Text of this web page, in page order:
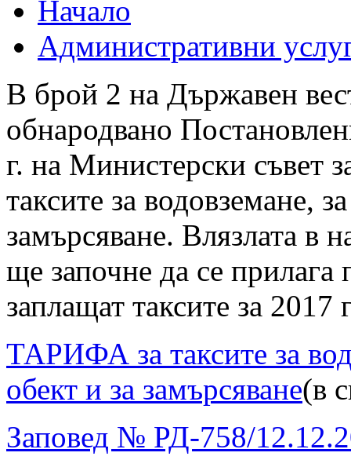
Начало
Административни
В брой 2 на Държавен
обнародвано
г. на Министерски съвет
таксите за водовземане,
замърсяване. Влязлата в
ще започне да се прилага
заплащат таксите за 2017
ТАРИФА за таксите за
обект и за замърсяване(в
Заповед № РД-758/